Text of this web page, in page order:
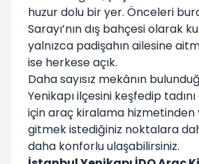
huzur dolu bir yer. Önceleri
Sarayı’nın dış bahçesi olarak
yalnızca padişahın ailesine
ise herkese açık.
Daha sayısız mekânın
Yenikapı ilçesini keşfedip
için araç kiralama
gitmek istediğiniz noktalara
daha konforlu ulaşabilirsiniz.